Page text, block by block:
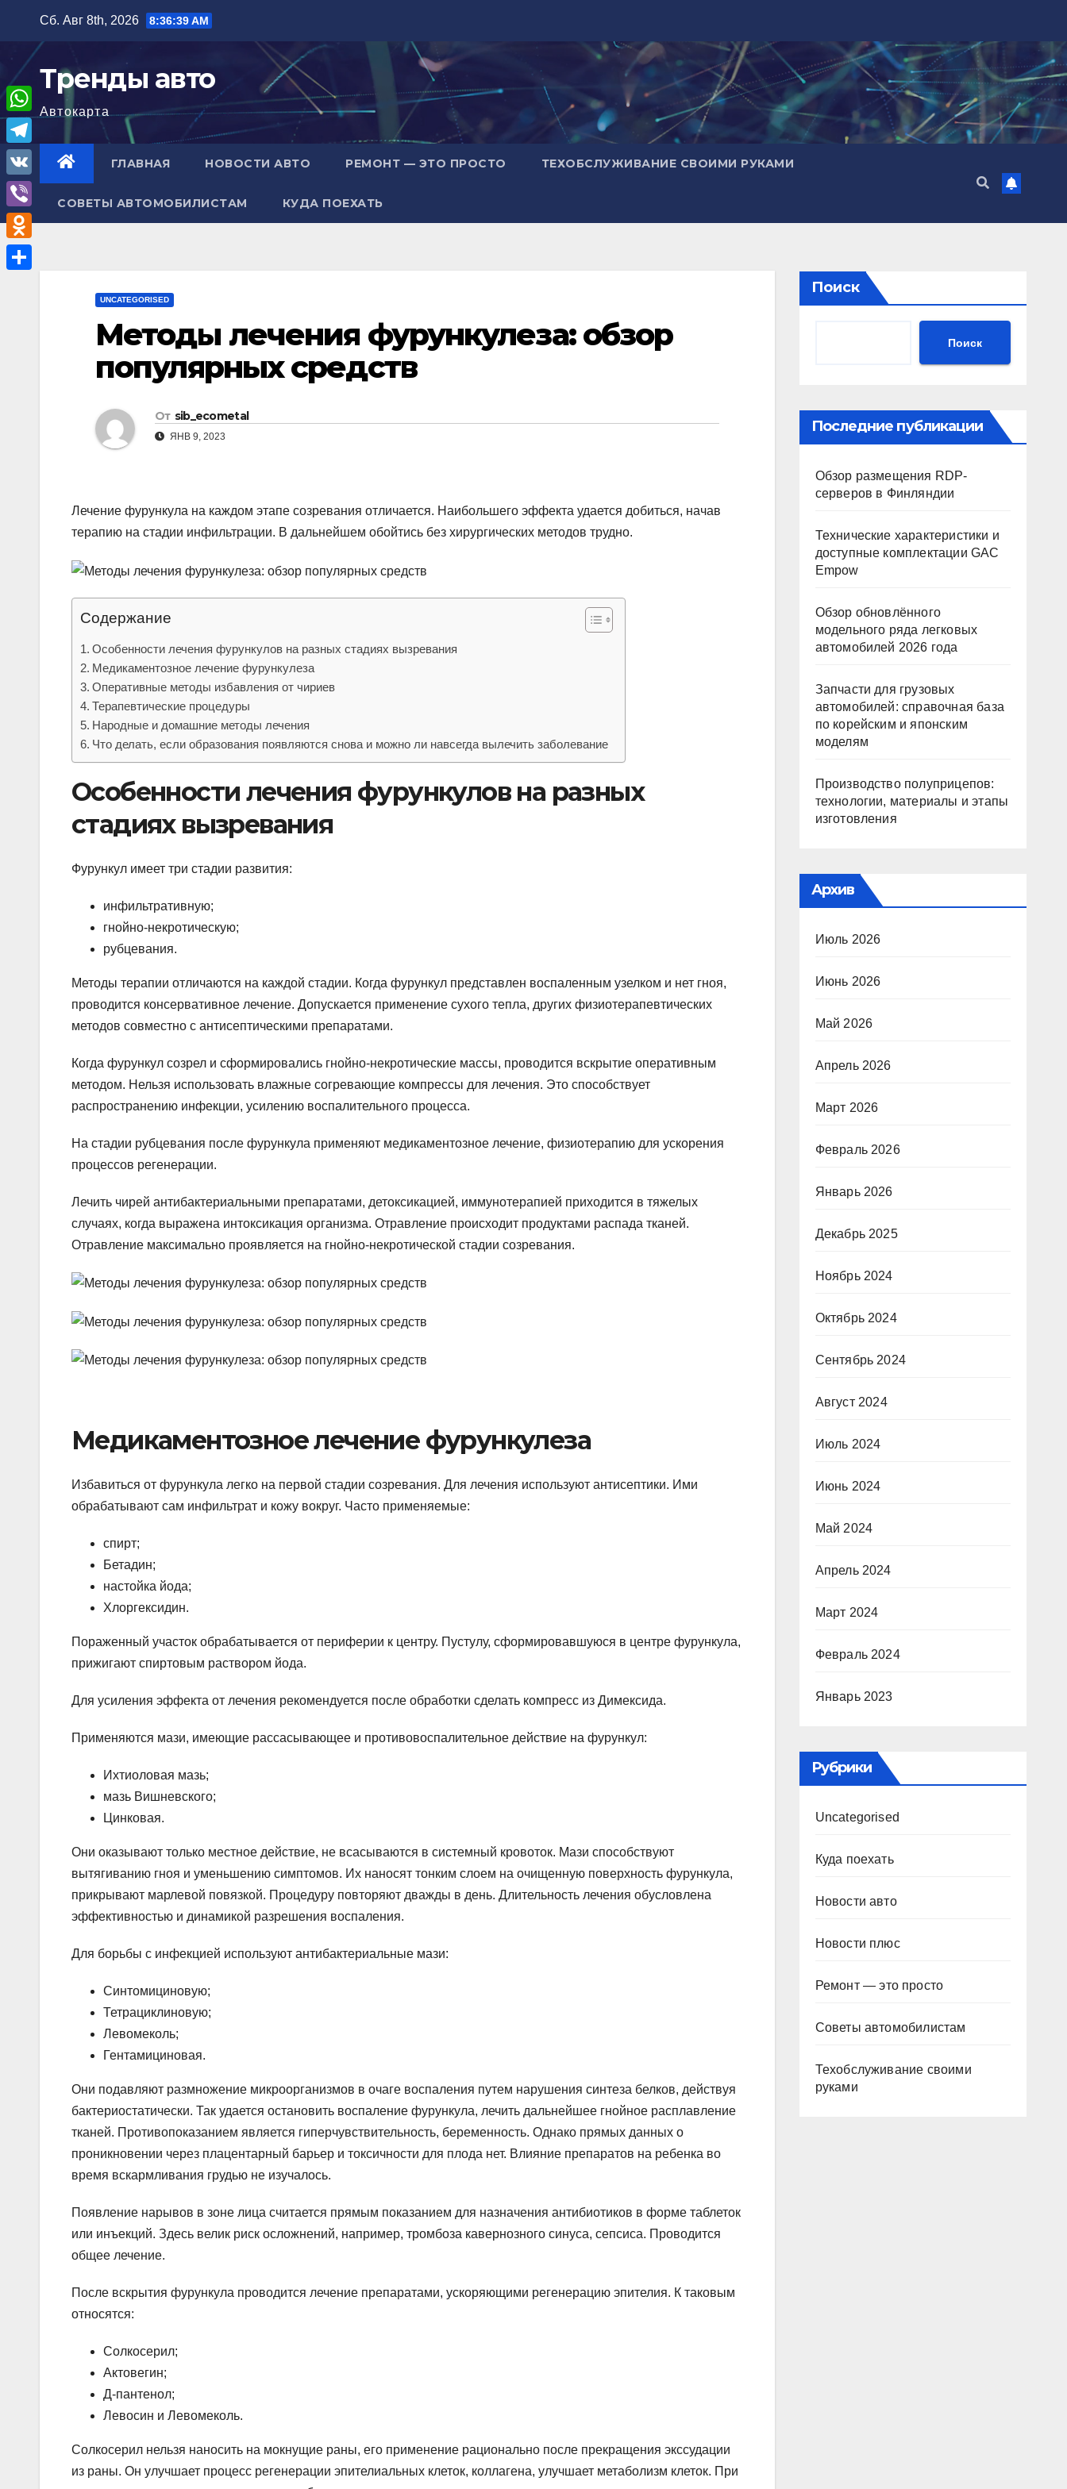
содержимому
Сб. Авг 8th, 2026 8:36:40 AM
Тренды авто
Автокарта
ГЛАВНАЯ НОВОСТИ АВТО РЕМОНТ — ЭТО ПРОСТО ТЕХОБСЛУЖИВАНИЕ СВОИМИ РУКАМИ
СОВЕТЫ АВТОМОБИЛИСТАМ КУДА ПОЕХАТЬ
UNCATEGORISED
Методы лечения фурункулеза: обзор
популярных средств
От sib_ecometal
ЯНВ 9, 2023
Лечение фурункула на каждом этапе созревания отличается. Наибольшего эффекта удается добиться, начав
терапию на стадии инфильтрации. В дальнейшем обойтись без хирургических методов трудно.
Содержание
Особенности лечения фурункулов на разных стадиях вызревания
Медикаментозное лечение фурункулеза
Оперативные методы избавления от чириев
Терапевтические процедуры
Народные и домашние методы лечения
Что делать, если образования появляются снова и можно ли навсегда вылечить заболевание
Особенности лечения фурункулов на разных
стадиях вызревания
Фурункул имеет три стадии развития:
инфильтративную;
гнойно-некротическую;
рубцевания.
Методы терапии отличаются на каждой стадии. Когда фурункул представлен воспаленным узелком и нет гноя,
проводится консервативное лечение. Допускается применение сухого тепла, других физиотерапевтических
методов совместно с антисептическими препаратами.
Когда фурункул созрел и сформировались гнойно-некротические массы, проводится вскрытие оперативным
методом. Нельзя использовать влажные согревающие компрессы для лечения. Это способствует
распространению инфекции, усилению воспалительного процесса.
На стадии рубцевания после фурункула применяют медикаментозное лечение, физиотерапию для ускорения
процессов регенерации.
Лечить чирей антибактериальными препаратами, детоксикацией, иммунотерапией приходится в тяжелых
случаях, когда выражена интоксикация организма. Отравление происходит продуктами распада тканей.
Отравление максимально проявляется на гнойно-некротической стадии созревания.
Медикаментозное лечение фурункулеза
Избавиться от фурункула легко на первой стадии созревания. Для лечения используют антисептики. Ими
обрабатывают сам инфильтрат и кожу вокруг. Часто применяемые:
спирт;
Бетадин;
настойка йода;
Хлоргексидин.
Пораженный участок обрабатывается от периферии к центру. Пустулу, сформировавшуюся в центре фурункула,
прижигают спиртовым раствором йода.
Для усиления эффекта от лечения рекомендуется после обработки сделать компресс из Димексида.
Применяются мази, имеющие рассасывающее и противовоспалительное действие на фурункул:
Ихтиоловая мазь;
мазь Вишневского;
Цинковая.
Они оказывают только местное действие, не всасываются в системный кровоток. Мази способствуют
вытягиванию гноя и уменьшению симптомов. Их наносят тонким слоем на очищенную поверхность фурункула,
прикрывают марлевой повязкой. Процедуру повторяют дважды в день. Длительность лечения обусловлена
эффективностью и динамикой разрешения воспаления.
Для борьбы с инфекцией используют антибактериальные мази:
Синтомициновую;
Тетрациклиновую;
Левомеколь;
Гентамициновая.
Они подавляют размножение микроорганизмов в очаге воспаления путем нарушения синтеза белков, действуя
бактериостатически. Так удается остановить воспаление фурункула, лечить дальнейшее гнойное расплавление
тканей. Противопоказанием является гиперчувствительность, беременность. Однако прямых данных о
проникновении через плацентарный барьер и токсичности для плода нет. Влияние препаратов на ребенка во
время вскармливания грудью не изучалось.
Появление нарывов в зоне лица считается прямым показанием для назначения антибиотиков в форме таблеток
или инъекций. Здесь велик риск осложнений, например, тромбоза кавернозного синуса, сепсиса. Проводится
общее лечение.
После вскрытия фурункула проводится лечение препаратами, ускоряющими регенерацию эпителия. К таковым
относятся:
Солкосерил;
Актовегин;
Д-пантенол;
Левосин и Левомеколь.
Солкосерил нельзя наносить на мокнущие раны, его применение рационально после прекращения экссудации
из раны. Он улучшает процесс регенерации эпителиальных клеток, коллагена, улучшает метаболизм клеток. При
Поиск
Поиск
Последние публикации
Обзор размещения RDP-
серверов в Финляндии
Технические характеристики и
доступные комплектации GAC
Empow
Обзор обновлённого
модельного ряда легковых
автомобилей 2026 года
Запчасти для грузовых
автомобилей: справочная база
по корейским и японским
моделям
Производство полуприцепов:
технологии, материалы и этапы
изготовления
Архив
Июль 2026
Июнь 2026
Май 2026
Апрель 2026
Март 2026
Февраль 2026
Январь 2026
Декабрь 2025
Ноябрь 2024
Октябрь 2024
Сентябрь 2024
Август 2024
Июль 2024
Июнь 2024
Май 2024
Апрель 2024
Март 2024
Февраль 2024
Январь 2023
Рубрики
Uncategorised
Куда поехать
Новости авто
Новости плюс
Ремонт — это просто
Советы автомобилистам
Техобслуживание своими
руками
W
h
a
A
T
e
l
e
g
V
K
V
i
b
O